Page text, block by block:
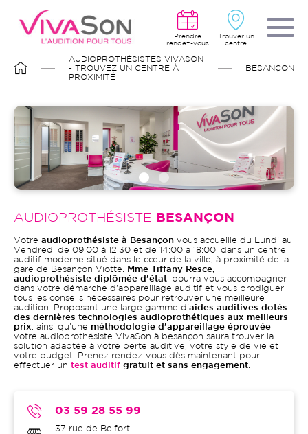
contenu
principal
Prendre
rendez-vous
Trouver un
centre
D'ARIANE
AUDIOPROTHÉSISTES VIVASON
- TROUVEZ UN CENTRE À
PROXIMITÉ
BESANÇON
AUDIOPROTHÉSISTE BESANÇON
Votre audioprothésiste à Besançon vous accueille du Lundi au
Vendredi de 09:00 à 12:30 et de 14:00 à 18:00, dans un centre
auditif moderne situé dans le cœur de la ville, à proximité de la
gare de Besançon Viotte.
Mme Tiffany Resce,
audioprothésiste diplômée d'état, pourra vous accompagner
dans votre démarche d'appareillage auditif et vous prodiguer
tous les conseils nécessaires pour retrouver une meilleure
audition. Proposant une large gamme d'aides auditives dotés
des dernières technologies audioprothétiques aux meilleurs
prix, ainsi qu'une méthodologie d'appareillage éprouvée,
votre audioprothésiste VivaSon à besançon saura trouver la
solution adaptée à votre perte auditive, votre style de vie et
votre budget. Prenez rendez-vous dès maintenant pour
effectuer un test auditif gratuit et sans engagement.
37 rue de Belfort
03 59 28 55 99